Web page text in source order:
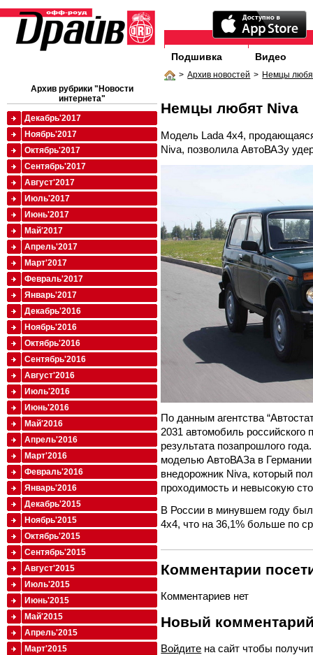
Подшивка Видео
> Архив новостей > Немцы
Немцы любят Niva
Модель Lada 4x4,
Niva, позволила АвтоВАЗу
По данным агентства
2031 автомобиль
результата позапрошлого
моделью АвтоВАЗа в Германии
внедорожник Niva, который
проходимость и невысокую
В России в минувшем году
4x4, что на 36,1% больше по
Комментарии
Комментариев нет
Новый
Войдите на сайт чтобы
Архив рубрики "Новости
интернета"
Декабрь'2017
Ноябрь'2017
Октябрь'2017
Сентябрь'2017
Август'2017
Июль'2017
Июнь'2017
Май'2017
Апрель'2017
Март'2017
Февраль'2017
Январь'2017
Декабрь'2016
Ноябрь'2016
Октябрь'2016
Сентябрь'2016
Август'2016
Июль'2016
Июнь'2016
Май'2016
Апрель'2016
Март'2016
Февраль'2016
Январь'2016
Декабрь'2015
Ноябрь'2015
Октябрь'2015
Сентябрь'2015
Август'2015
Июль'2015
Июнь'2015
Май'2015
Апрель'2015
Март'2015